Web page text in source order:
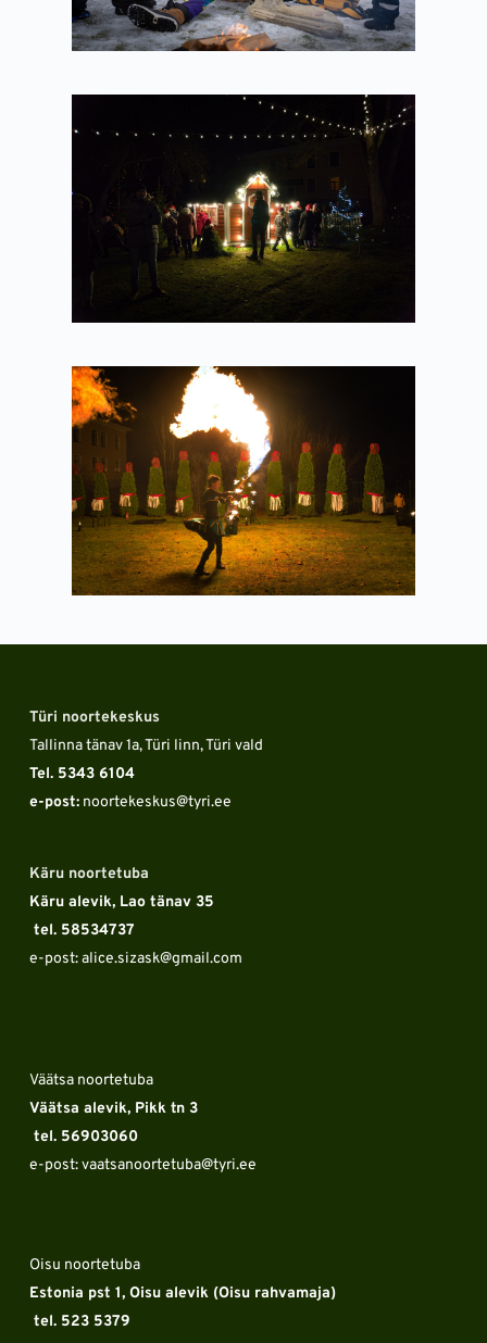
Türi noortekeskus
Tallinna tänav 1a, Türi linn, Türi vald
Tel. 5343 6104
e-post: noortekeskus@tyri.ee
Käru noortetuba
Käru alevik, Lao tänav 35
tel. 58534737
e-post: alice.sizask@gmail.com
Väätsa noortetuba
Väätsa alevik, Pikk tn 3
tel. 56903060
e-post: vaatsanoortetuba@tyri.ee
Oisu noortetuba
Estonia pst 1, Oisu alevik (Oisu rahvamaja)
tel. 523 5379